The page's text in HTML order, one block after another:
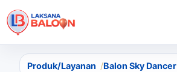
Produk/Layanan Balon Sky Dancer